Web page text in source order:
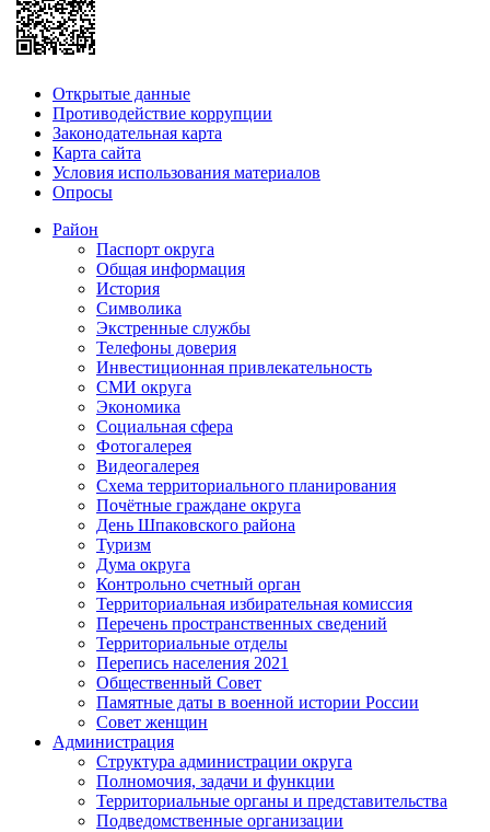
Открытые данные
Противодействие коррупции
Законодательная карта
Карта сайта
Условия использования материалов
Опросы
Район
Паспорт округа
Общая информация
История
Символика
Экстренные службы
Телефоны доверия
Инвестиционная привлекательность
СМИ округа
Экономика
Социальная сфера
Фотогалерея
Видеогалерея
Схема территориального планирования
Почётные граждане округа
День Шпаковского района
Туризм
Дума округа
Контрольно счетный орган
Территориальная избирательная комиссия
Перечень пространственных сведений
Территориальные отделы
Перепись населения 2021
Общественный Совет
Памятные даты в военной истории России
Совет женщин
Администрация
Структура администрации округа
Полномочия, задачи и функции
Территориальные органы и представительства
Подведомственные организации